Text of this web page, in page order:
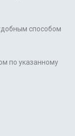
способом
по указанному